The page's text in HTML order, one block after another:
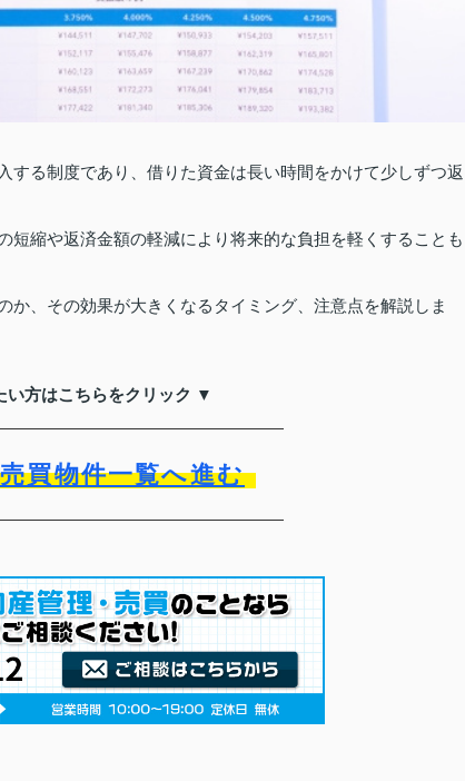
る制度であり、借りた資金は長い時間をかけて少しずつ返
短縮や返済金額の軽減により将来的な負担を軽くすることも
、その効果が大きくなるタイミング、注意点を解説しま
い方はこちらをクリック ▼
買物件一覧へ進む